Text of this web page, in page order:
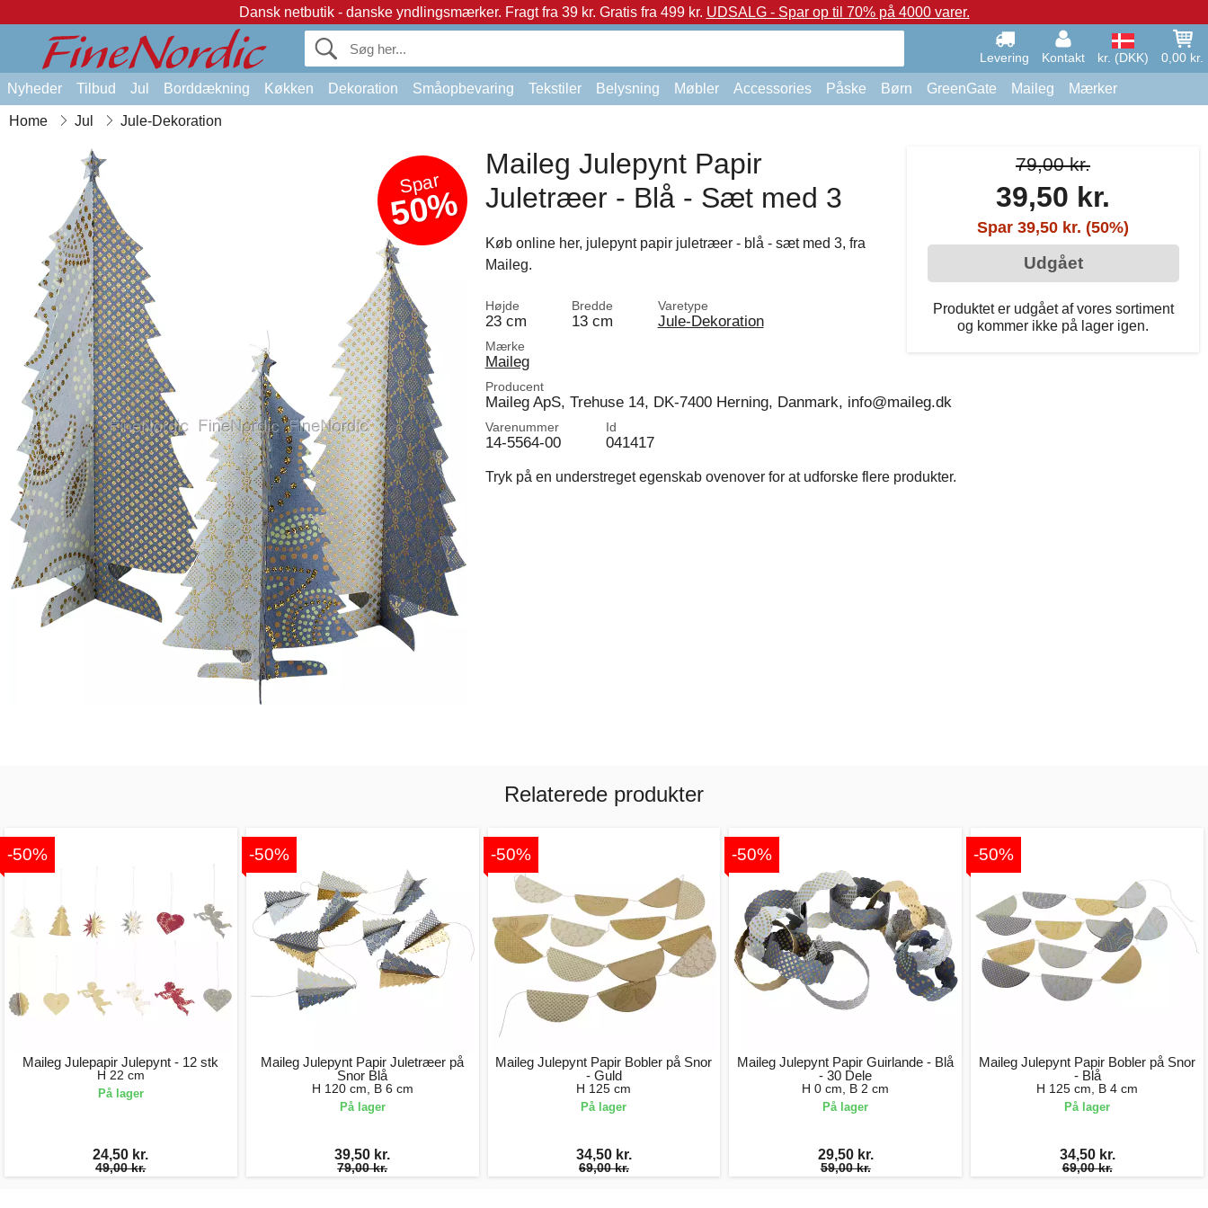
Dansk netbutik - danske yndlingsmærker. Fragt fra 39 kr. Gratis fra 499 kr. UDSALG - Spar op til 70% på 4000 varer.
Levering Kontakt kr. (DKK) 0,00 kr.
Nyheder Tilbud Jul Borddækning Køkken Dekoration Småopbevaring Tekstiler Belysning Møbler Accessories Påske Børn GreenGate Maileg Mærker
Home Jul Jule-Dekoration
Spar
50%
79,00 kr.
39,50 kr.
Spar 39,50 kr. (50%)
Udgået
Produktet er udgået af vores sortiment
og kommer ikke på lager igen.
Maileg Julepynt Papir
Juletræer - Blå - Sæt med 3
Køb online her, julepynt papir juletræer - blå - sæt med 3, fra
Maileg.
Højde
23 cm
Bredde
13 cm
Varetype
Jule-Dekoration
Mærke
Maileg
Producent
Maileg ApS, Trehuse 14, DK-7400 Herning, Danmark, info@maileg.dk
Varenummer
14-5564-00
Id
041417
Tryk på en understreget egenskab ovenover for at udforske flere produkter.
Relaterede produkter
-50%
Maileg Julepapir Julepynt - 12 stk
H 22 cm
På lager
24,50 kr.
49,00 kr.
-50%
Maileg Julepynt Papir Juletræer på
Snor Blå
H 120 cm, B 6 cm
På lager
39,50 kr.
79,00 kr.
-50%
Maileg Julepynt Papir Bobler på Snor
- Guld
H 125 cm
På lager
34,50 kr.
69,00 kr.
-50%
Maileg Julepynt Papir Guirlande - Blå
- 30 Dele
H 0 cm, B 2 cm
På lager
29,50 kr.
59,00 kr.
-50%
Maileg Julepynt Papir Bobler på Snor
- Blå
H 125 cm, B 4 cm
På lager
34,50 kr.
69,00 kr.